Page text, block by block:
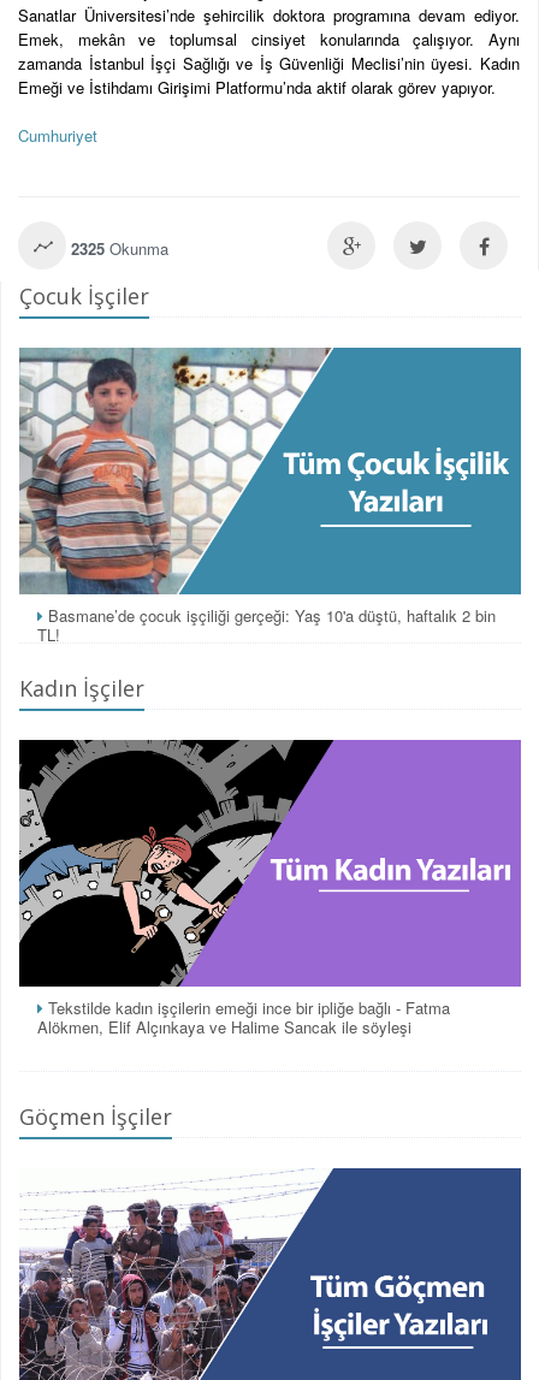
Sanatlar Üniversitesi’nde şehircilik doktora programına devam ediyor.
Emek, mekân ve toplumsal cinsiyet konularında çalışıyor. Aynı
zamanda İstanbul İşçi Sağlığı ve İş Güvenliği Meclisi’nin üyesi. Kadın
Emeği ve İstihdamı Girişimi Platformu’nda aktif olarak görev yapıyor.
Cumhuriyet
2325 Okunma
Çocuk İşçiler
Basmane’de çocuk işçiliği gerçeği: Yaş 10'a düştü, haftalık 2 bin
TL!
Kadın İşçiler
Tekstilde kadın işçilerin emeği ince bir ipliğe bağlı - Fatma
Alökmen, Elif Alçınkaya ve Halime Sancak ile söyleşi
Göçmen İşçiler